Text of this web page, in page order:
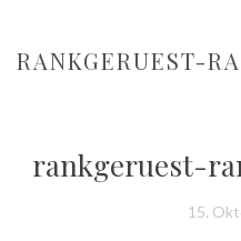
RANKGERUEST-
rankgeruest-
15.